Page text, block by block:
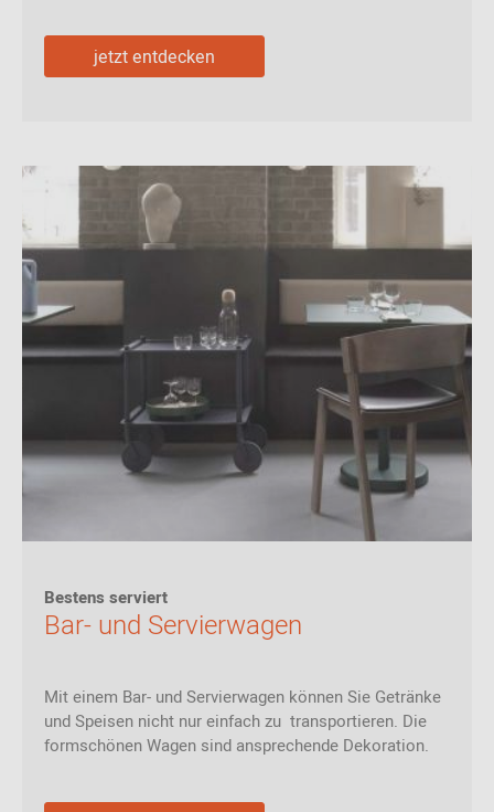
jetzt entdecken
Bestens serviert
Bar- und Servierwagen
Mit einem Bar- und Servierwagen können Sie Getränke
und Speisen nicht nur einfach zu transportieren. Die
formschönen Wagen sind ansprechende Dekoration.